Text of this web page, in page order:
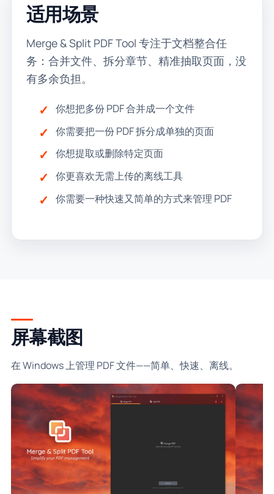
适用场景
Merge & Split PDF Tool 专注于文档整合任
务：合并文件、拆分章节、精准抽取页面，没
有多余负担。
你想把多份 PDF 合并成一个文件
你需要把一份 PDF 拆分成单独的页面
你想提取或删除特定页面
你更喜欢无需上传的离线工具
你需要一种快速又简单的方式来管理 PDF
屏幕截图
在 Windows 上管理 PDF 文件——简单、快速、离线。